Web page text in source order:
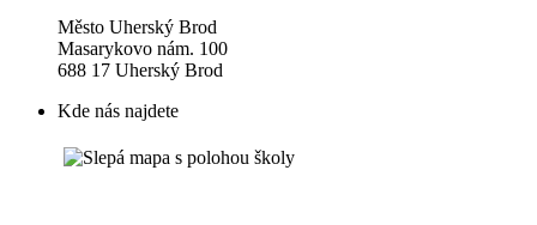
Město Uherský Brod
Masarykovo nám. 100
688 17 Uherský Brod
Kde nás najdete